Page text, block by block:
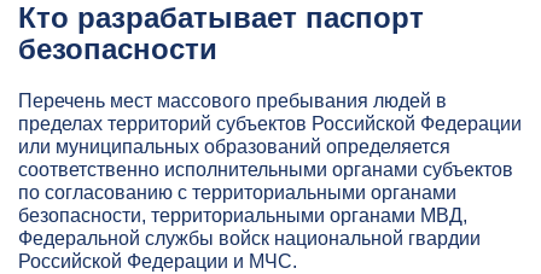
Кто разрабатывает паспорт
безопасности
Перечень мест массового пребывания людей в
пределах территорий субъектов Российской Федерации
или муниципальных образований определяется
соответственно исполнительными органами субъектов
по согласованию с территориальными органами
безопасности, территориальными органами МВД,
Федеральной службы войск национальной гвардии
Российской Федерации и МЧС.